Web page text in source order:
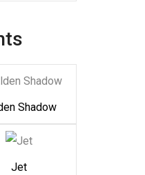
Shadow
Jet